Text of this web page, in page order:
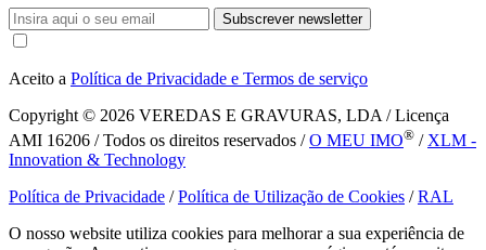
Subscrever newsletter
Aceito a Política de Privacidade e Termos de serviço
Copyright © 2026 VEREDAS E GRAVURAS, LDA / Licença
AMI 16206 / Todos os direitos reservados /O MEU IMO® / XLM -
Innovation & Technology
Política de Privacidade /Política de Utilização de Cookies /RAL
O nosso website utiliza cookies para melhorar a sua experiência de